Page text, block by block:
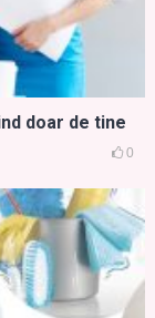
doar de tine
0